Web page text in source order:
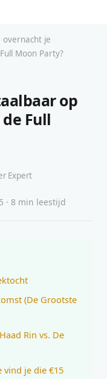
overnacht je
Moon Party?
op
Full
Expert
· 8 min leestijd
(De Grootste
Rin vs. De
vind je die €15